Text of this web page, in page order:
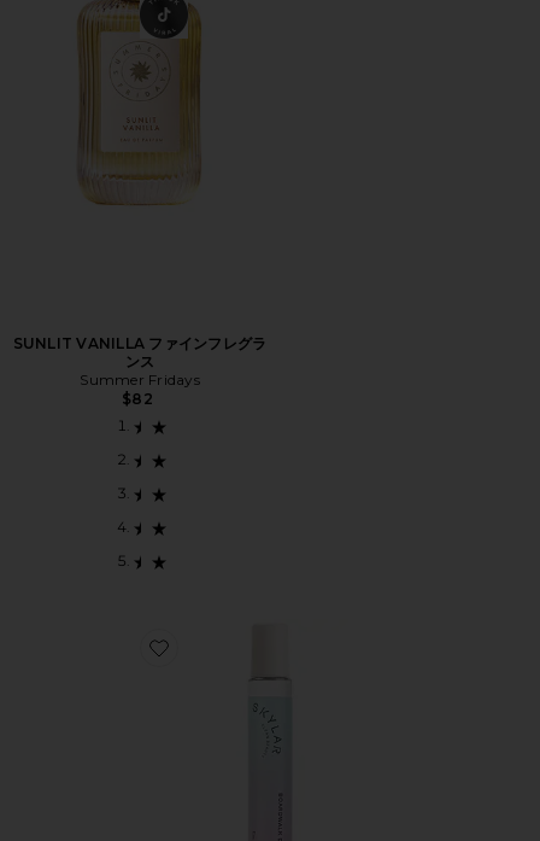
SUNLIT VANILLA ファインフレグラ
ンス
Summer Fridays
$82
Favorite BOARDWALK DELIGHT ローラーボール